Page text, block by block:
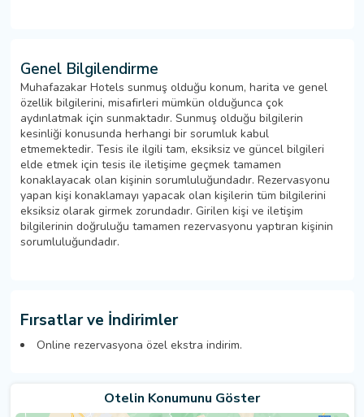
Fırsatlar ve İndirimler
Online rezervasyona özel ekstra indirim.
Otelin Konumunu Göster
Genel Bilgilendirme
Muhafazakar Hotels sunmuş olduğu konum, harita ve genel
özellik bilgilerini, misafirleri mümkün olduğunca çok
aydınlatmak için sunmaktadır. Sunmuş olduğu bilgilerin
kesinliği konusunda herhangi bir sorumluk kabul
etmemektedir. Tesis ile ilgili tam, eksiksiz ve güncel bilgileri
elde etmek için tesis ile iletişime geçmek tamamen
konaklayacak olan kişinin sorumluluğundadır. Rezervasyonu
yapan kişi konaklamayı yapacak olan kişilerin tüm bilgilerini
eksiksiz olarak girmek zorundadır. Girilen kişi ve iletişim
bilgilerinin doğruluğu tamamen rezervasyonu yaptıran kişinin
sorumluluğundadır.